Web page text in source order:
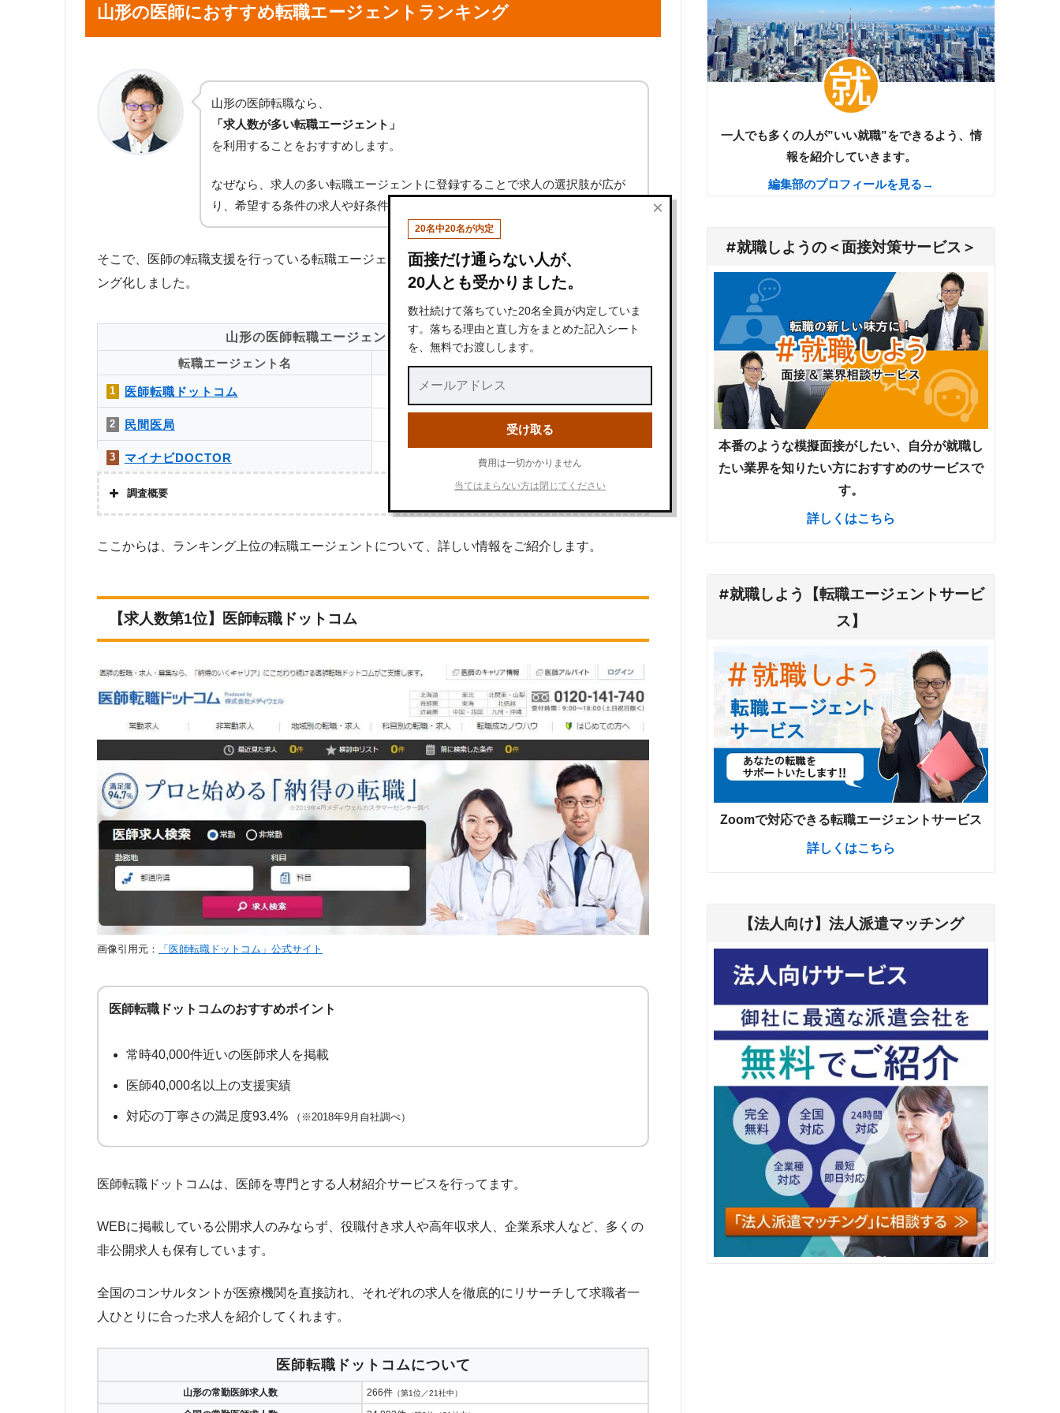
山形の医師におすすめ転職エージェントランキング
山形の医師転職なら、
「求人数が多い転職エージェント」
を利用することをおすすめします。
なぜなら、求人の多い転職エージェントに登録することで求人の選択肢が広が
り、希望する条件の求人や好条件の求人に巡り合う可能性が高くなるからです。
そこで、医師の転職支援を行っている転職エージェント21社の常勤医師求人数を調査し、ランキ
ング化しました。
山形の医師転職エージェントおすすめランキング
転職エージェント名
求人数
1 医師転職ドットコム 266件
2 民間医局 205件
3 マイナビDOCTOR 151件
4 エムスリーキャリアエージェント 124件
e-doctor 110件
リクルートドクターズキャリア
10 Very-Match（ベリ・マッチ） 75件
ドクタービジョン 68件
58件
13 ドクターエージェントキャリア
14 医師転職コンシェルジュ 36件
15 DtoDコンシェルジュ 24件
16 ドクターキャスト 15件
9件
18 MC-ドクターズネット
19 ジョブメドレー医師 3件
20 シミックドクターキャリア
調査概要
株式会社アドバンスフロー
調査対象とした転職エージェントについて
Googleで「医師 転職エージェント」という検索ワードで検索して掲載していた「『有料職業
紹介事業許可』を取得している」企業などを厳選しました。
調査日 2022年12月4日
ここからは、ランキング上位の転職エージェントについて、詳しい情報をご紹介します。
【求人数第1位】医師転職ドットコム
画像引用元： 「医師転職ドットコム」公式サイト
医師転職ドットコムのおすすめポイント
常時40,000件近いの医師求人を掲載
医師40,000名以上の支援実績
対応の丁寧さの満足度93.4% （※2018年9月自社調べ）
医師転職ドットコムは、医師を専門とする人材紹介サービスを行ってます。
WEBに掲載している公開求人のみならず、役職付き求人や高年収求人、企業系求人など、多くの
非公開求人も保有しています。
全国のコンサルタントが医療機関を直接訪れ、それぞれの求人を徹底的にリサーチして求職者一
人ひとりに合った求人を紹介してくれます。
医師転職ドットコムについて
山形の常勤医師求人数 266件 （第1位／21社中）
一人でも多くの人が”いい就職”をできるよう、情
報を紹介していきます。
編集部のプロフィールを見る→
#就職しようの＜面接対策サービス＞
本番のような模擬面接がしたい、自分が就職し
たい業界を知りたい方におすすめのサービスで
す。
詳しくはこちら
#就職しよう【転職エージェントサービ
ス】
Zoomで対応できる転職エージェントサービス
詳しくはこちら
【法人向け】法人派遣マッチング
×
20名中20名が内定
面接だけ通らない人が、
20人とも受かりました。
数社続けて落ちていた20名全員が内定していま
す。落ちる理由と直し方をまとめた記入シート
を、無料でお渡しします。
受け取る
費用は一切かかりません
当てはまらない方は閉じてください